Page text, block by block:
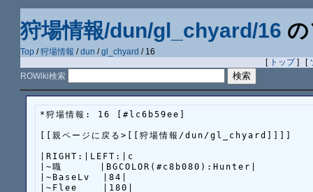
狩場情報/dun/gl_chyard/16
Top /狩場情報 /dun /gl_chyard / 16
[ トップ] [
ROWiki検索
*狩場情報: 16 [#lc6b59ee]
[[親ページに戻る>[[狩場情報/dun/gl_chyard]]]]
|RIGHT:|LEFT:|c
|~職      |BGCOLOR(#c8b080):Hunter|
|~BaseLv  |84|
|~Flee    |180|